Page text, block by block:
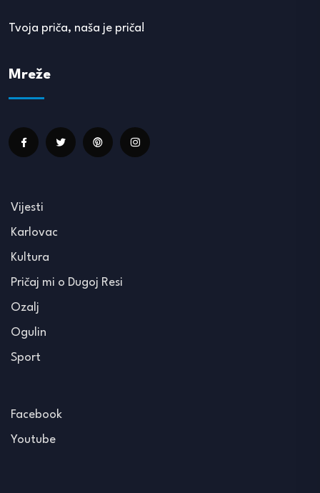
Tvoja priča, naša je priča!
Mreže
Vijesti
Karlovac
Kultura
Pričaj mi o Dugoj Resi
Ozalj
Ogulin
Sport
Facebook
Youtube